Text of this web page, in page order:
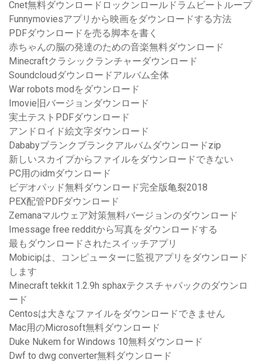
Cnet無料ダウンロードロックンロールドラムビートループ
Funnymoviesアプリから映画をダウンロードする方法
PDFダウンロードを売る脚本を書く
赤ちゃんの脳の発達のための音楽無料ダウンロード
Minecraftクラシックランチャーダウンロード
Soundcloudダウンロードアルバム全体
War robots modをダウンロード
Imovie旧バージョンダウンロード
実土テストPDFダウンロード
アンドロイド絵文字ダウンロード
Dababyブランクブランクアルバムダウンロードzip
新しいスカイプからファイルをダウンロードできない
PC用のidmダウンロード
ビデオパッド無料ダウンロード完全版亀裂2018
PEX配管PDFダウンロード
Zemanaマルウェア対策無料バージョンのダウンロード
Imessage free redditから写真をダウンロードする
最もダウンロードされたスイッチアプリ
Mobicipは、コンピューターに監視アプリをダウンロード
します
Minecraft tekkit 1.2.9h sphaxテクスチャパックのダウンロ
ード
Centosは大きなファイルをダウンロードできません
Mac用のMicrosoft無料ダウンロード
Duke Nukem for Windows 10無料ダウンロード
Dwf to dwg converter無料ダウンロード